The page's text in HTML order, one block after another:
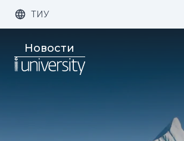
Размер шрифта: Цвет:
Изображения:
ТИУ
Новости